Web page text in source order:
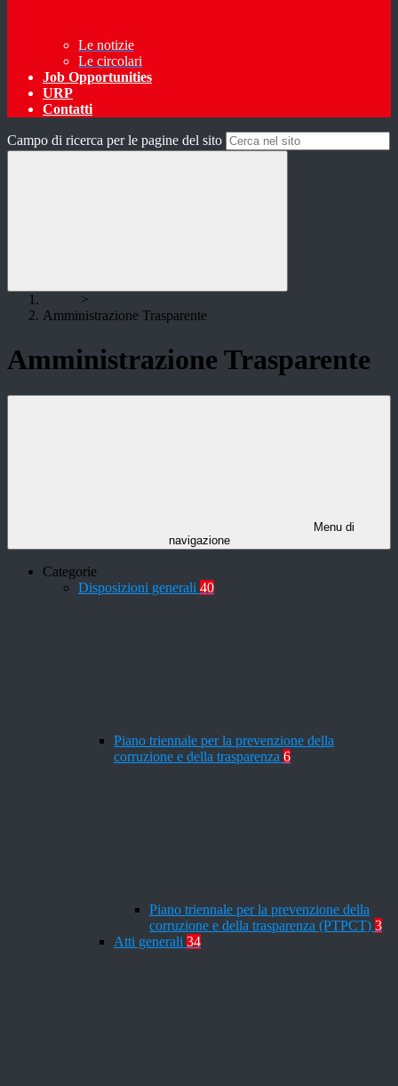
Le notizie
Le circolari
Job Opportunities
URP
Contatti
Campo di ricerca per le pagine del sito
>
Amministrazione Trasparente
Amministrazione Trasparente
Menu di
navigazione
Categorie
Disposizioni generali 40
Piano triennale per la prevenzione della
corruzione e della trasparenza 6
Piano triennale per la prevenzione della
corruzione e della trasparenza (PTPCT) 3
Atti generali 34